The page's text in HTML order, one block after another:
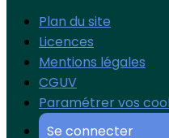
Plan du site
Licences
Mentions légales
CGUV
Paramétrer vos
Se connecter